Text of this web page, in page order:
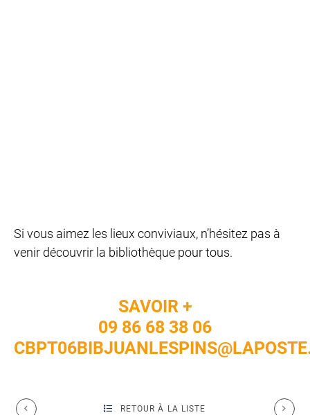
Si vous aimez les lieux conviviaux, n’hésitez pas à
venir découvrir la bibliothèque pour tous.
SAVOIR +
09 86 68 38 06
RETOUR À LA LISTE